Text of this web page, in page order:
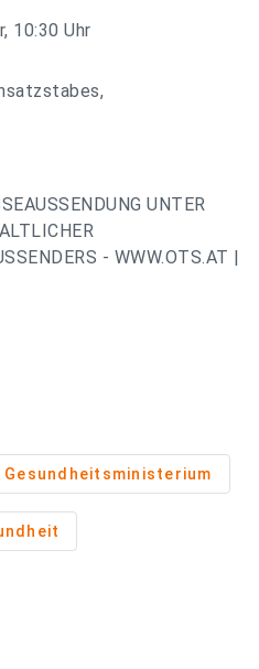
10:30 Uhr
UNTER
- WWW.OTS.AT |
Gesundheitsministerium